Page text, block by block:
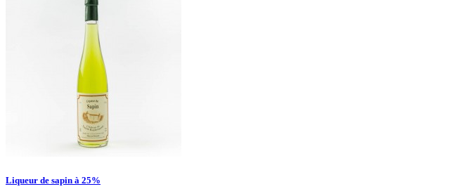
Liqueur de sapin à 25%